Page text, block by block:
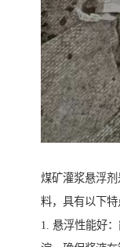
煤矿灌浆悬浮
料，具有以下特
1. 悬浮性能好